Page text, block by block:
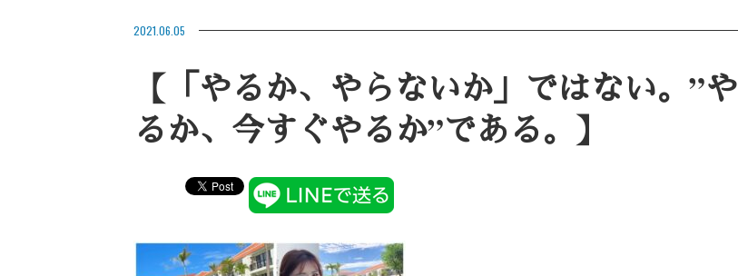
2021.06.05
【「やるか、やらないか」ではない。”や
るか、今すぐやるか”である。】